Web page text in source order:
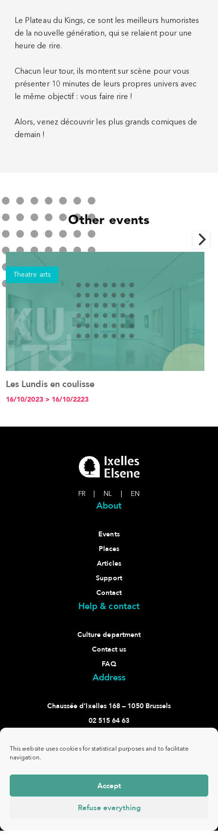
This website uses cookies for statistical purposes and to facilitate
navigation.
Accept
Refuse everything
Le Plateau du Kings, ce sont les meilleurs humoristes
de la nouvelle génération, qui se relaient pour une
heure de rire.
Chacun leur tour, ils montent sur scène pour vous
présenter 10 minutes de leurs propres univers avec
le même objectif : vous faire rire !
Alors, venez découvrir les plus grands comiques de
demain !
Other events
Theatre arts
See the event
Les Lundis en coulisse
16/10/2023 > 16/10/2223
FR NL EN
About
Events
Places
Articles
Support
Contact
Help & contact
Culture department
Contact us
FAQ
Address
Chaussée d’Ixelles 168 – 1050 Brussels
02 515 64 63
Follow us
www.ixelles.be - All rights reserved - ©